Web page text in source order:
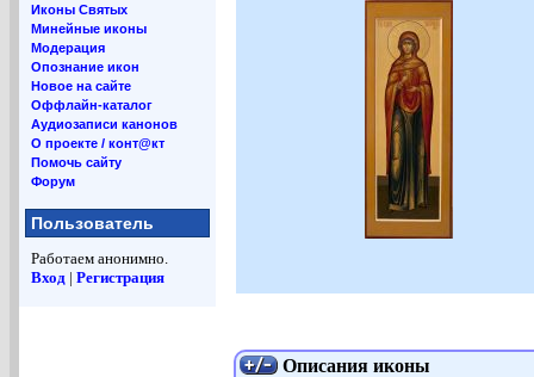
Иконы Святых
Минейные иконы
Модерация
Опознание икон
Новое на сайте
Оффлайн-каталог
Аудиозаписи канонов
О проекте / конт@кт
Помочь сайту
Форум
Пользователь
Работаем анонимно.
Вход | Регистрация
Описания иконы